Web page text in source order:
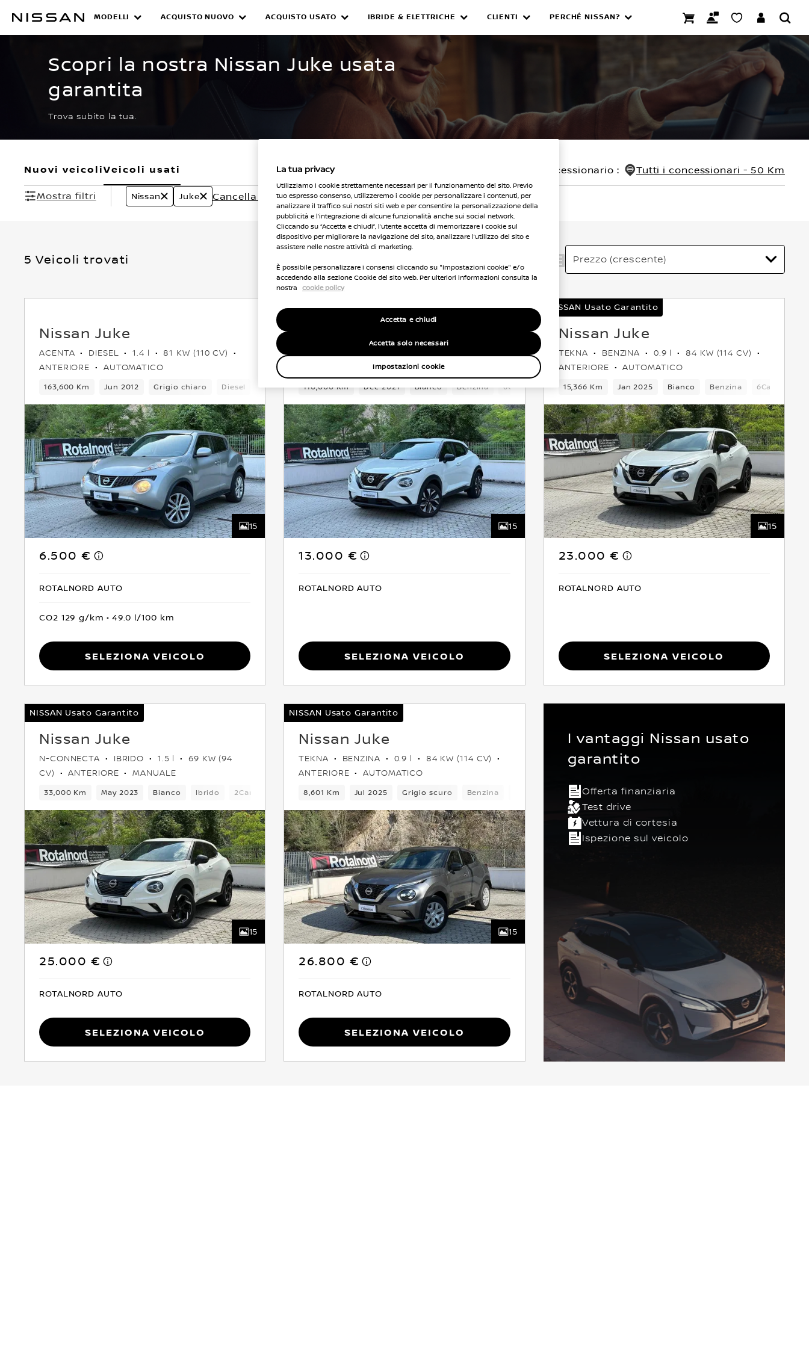
CERTIFIED PRE OWNED INVENTORY
MODELLI ACQUISTO NUOVO ACQUISTO USATO IBRIDE & ELETTRICHE CLIENTI PERCHÉ NISSAN?
Scopri la nostra Nissan Juke usata
garantita
Trova subito la tua.
Nuovi veicoliVeicoli usati Seleziona concessionario :
Tutti i concessionari - 50 Km
Mostra filtri
Nissan Juke Cancella tutti i filtri
5 Veicoli trovati
Nissan Juke
ACENTA DIESEL 1.4 l
81 KW (110 CV)
ANTERIORE
AUTOMATICO
163,600 Km Jun 2012 Grigio chiaro Diesel 6Cambio 5 Posti Crossover Anteriore Euro 5
15
6.500 €
ROTALNORD AUTO
CO2 129 g/km 49.0 l/100 km
Seleziona Veicolo
NISSAN Usato Garantito
AUTOMATICO
110,000 Km Dec 2021 Bianco Benzina 6Cambio 5 Posti Crossover Anteriore Euro 6
15
13.000 €
ROTALNORD AUTO
Seleziona Veicolo
NISSAN Usato Garantito
Nissan Juke
TEKNA BENZINA 0.9 l
84 KW (114 CV)
ANTERIORE
AUTOMATICO
15,366 Km Jan 2025 Bianco Benzina 6Cambio
15
23.000 €
ROTALNORD AUTO
Seleziona Veicolo
NISSAN Usato Garantito
Nissan Juke
N-CONNECTA IBRIDO 1.5 l
69 KW (94
CV)
ANTERIORE MANUALE
33,000 Km May 2023 Bianco Ibrido 2Cambio 5 Posti Crossover Anteriore Euro 6
15
25.000 €
ROTALNORD AUTO
Seleziona Veicolo
NISSAN Usato Garantito
Nissan Juke
TEKNA BENZINA 0.9 l
84 KW (114 CV)
ANTERIORE
AUTOMATICO
8,601 Km Jul 2025 Grigio scuro Benzina 5 Posti Crossover Anteriore
15
26.800 €
ROTALNORD AUTO
Seleziona Veicolo
I vantaggi Nissan usato
garantito
Offerta finanziaria
Test drive
Vettura di cortesia
Ispezione sul veicolo
La tua privacy
Utilizziamo i cookie strettamente necessari per il funzionamento del sito. Previo
tuo espresso consenso, utilizzeremo i cookie per personalizzare i contenuti, per
analizzare il traffico sui nostri siti web e per consentire la personalizzazione della
pubblicità e l’integrazione di alcune funzionalità anche sui social network.
Cliccando su “Accetta e chiudi”, l’utente accetta di memorizzare i cookie sul
dispositivo per migliorare la navigazione del sito, analizzare l’utilizzo del sito e
assistere nelle nostre attività di marketing.
È possibile personalizzare i consensi cliccando su "Impostazioni cookie" e/o
accedendo alla sezione Cookie del sito web. Per ulteriori informazioni consulta la
nostra
cookie policy
Accetta solo necessari
Accetta e chiudi
Impostazioni cookie